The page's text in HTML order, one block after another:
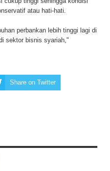
atau hati-hati.
perbankan lebih tinggi lagi di
sektor bisnis syariah,"
Share on Twitter